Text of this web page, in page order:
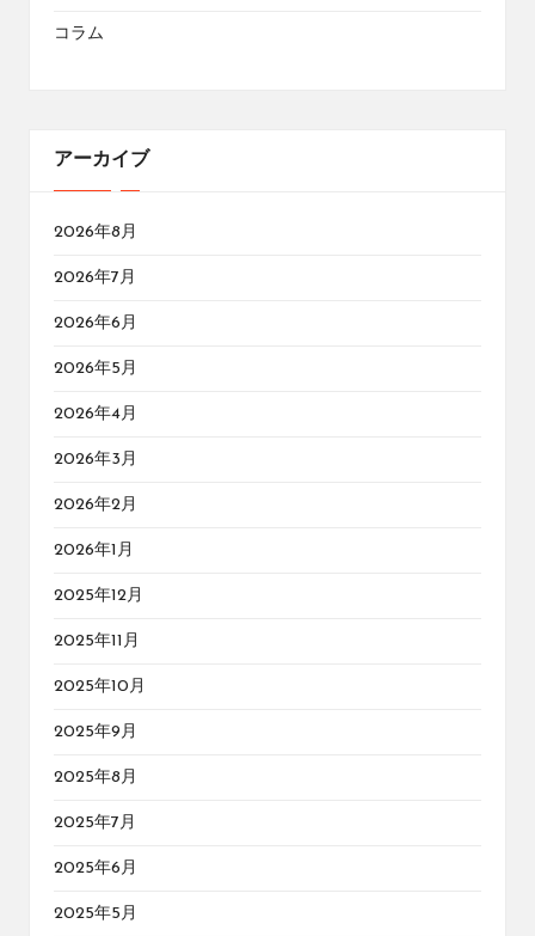
コラム
アーカイブ
2026年8月
2026年7月
2026年6月
2026年5月
2026年4月
2026年3月
2026年2月
2026年1月
2025年12月
2025年11月
2025年10月
2025年9月
2025年8月
2025年7月
2025年6月
2025年5月